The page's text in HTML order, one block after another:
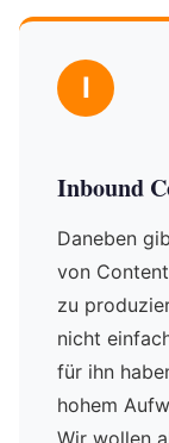
I
Inbound
Daneben
von
zu
nicht
für ihn
hohem
Wir wollen